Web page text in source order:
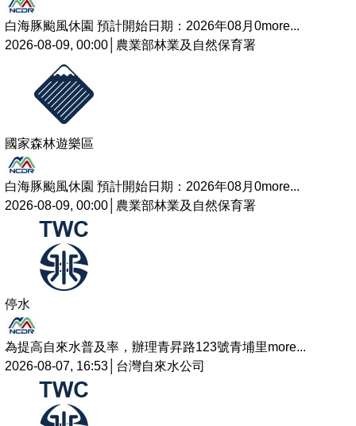
白海豚颱風休園 預計開始日期：2026年08月0more...
2026-08-09, 00:00│農業部林業及自然保育署
國家森林遊樂區
白海豚颱風休園 預計開始日期：2026年08月0more...
2026-08-09, 00:00│農業部林業及自然保育署
停水
為提高自來水普及率，辦理青昇路123號青埔里more...
2026-08-07, 16:53│台灣自來水公司